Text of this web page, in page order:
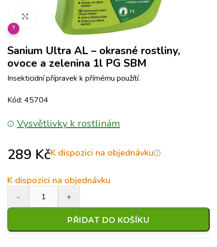
Klikněte pro zvětšení
?
Sanium Ultra AL – okrasné rostliny,
ovoce a zelenina 1l PG SBM
Insekticidní přípravek k přímému použítí.
Kód: 45704
Vysvětlivky k rostlinám
289 KčK dispozici na objednávku
K dispozici na objednávku
PŘIDAT DO KOŠÍKU